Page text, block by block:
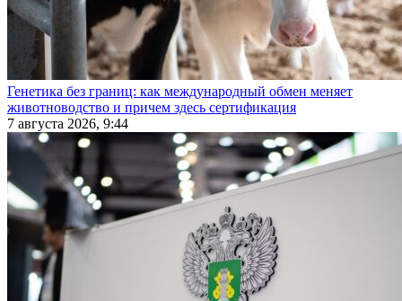
Генетика без границ: как международный обмен меняет
животноводство и причем здесь сертификация
7 августа 2026, 9:44